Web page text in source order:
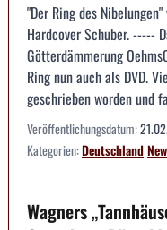
"Der Ring des
Hardcover Schuber. -----
Götterdämmerung
Ring nun auch als DVD.
geschrieben worden und
Veröffentlichungsdatum:
Kategorien:Deutschland
Wagners